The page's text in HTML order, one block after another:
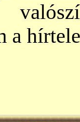
a